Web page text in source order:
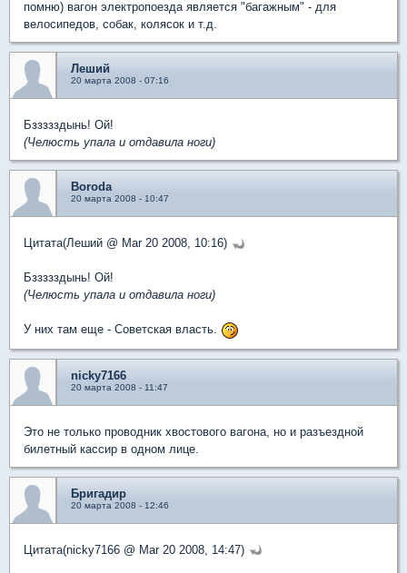
помню) вагон электропоезда является "багажным" - для
велосипедов, собак, колясок и т.д.
Леший
20 марта 2008 - 07:16
Бззззздынь! Ой!
(Челюсть упала и отдавила ноги)
Boroda
20 марта 2008 - 10:47
Цитата(Леший @ Mar 20 2008, 10:16)
Бззззздынь! Ой!
(Челюсть упала и отдавила ноги)
У них там еще - Советская власть.
nicky7166
20 марта 2008 - 11:47
Это не только проводник хвостового вагона, но и разъездной
билетный кассир в одном лице.
Бригадир
20 марта 2008 - 12:46
Цитата(nicky7166 @ Mar 20 2008, 14:47)